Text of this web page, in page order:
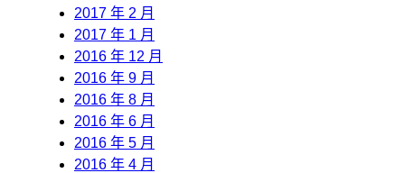
2017 年 2 月
2017 年 1 月
2016 年 12 月
2016 年 9 月
2016 年 8 月
2016 年 6 月
2016 年 5 月
2016 年 4 月